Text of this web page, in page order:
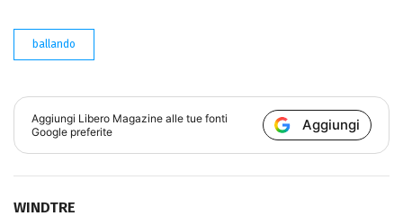
ballando
Aggiungi Libero Magazine alle tue fonti
Google preferite
Aggiungi
WINDTRE